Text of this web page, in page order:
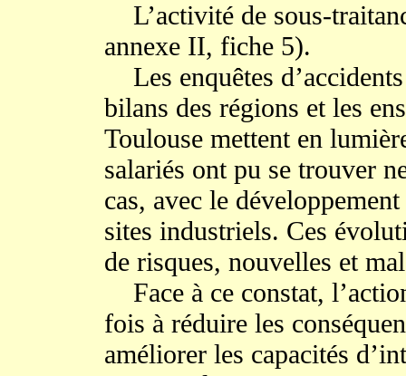
L’activité de sous-
annexe II, fiche 5).
Les enquêtes
bilans des régions et les
Toulouse mettent en
salariés ont pu se trouver
cas, avec le
sites industriels. Ces
de risques, nouvelles et
Face à ce constat,
fois à réduire les
améliorer les capacités